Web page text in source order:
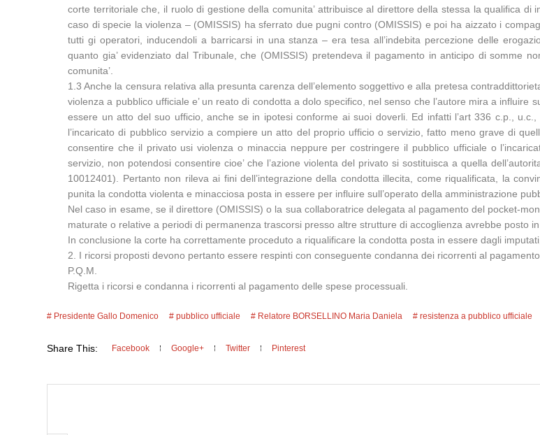
corte territoriale che, il ruolo di gestione della comunita’ attribuisce al direttore della stessa la qualifica
caso di specie la violenza – (OMISSIS) ha sferrato due pugni contro (OMISSIS) e poi ha aizzato i
tutti gi operatori, inducendoli a barricarsi in una stanza – era tesa all’indebita percezione delle
quanto gia’ evidenziato dal Tribunale, che (OMISSIS) pretendeva il pagamento in anticipo di somme
comunita’.
1.3 Anche la censura relativa alla presunta carenza dell’elemento soggettivo e alla pretesa
violenza a pubblico ufficiale e’ un reato di condotta a dolo specifico, nel senso che l’autore mira a
essere un atto del suo ufficio, anche se in ipotesi conforme ai suoi doverli. Ed infatti l’art 336 c.p.,
l’incaricato di pubblico servizio a compiere un atto del proprio ufficio o servizio, fatto meno grave di
consentire che il privato usi violenza o minaccia neppure per costringere il pubblico ufficiale o
servizio, non potendosi consentire cioe’ che l’azione violenta del privato si sostituisca a quella
10012401). Pertanto non rileva ai fini dell’integrazione della condotta illecita, come riqualificata, la
punita la condotta violenta e minacciosa posta in essere per influire sull’operato della amministrazione
Nel caso in esame, se il direttore (OMISSIS) o la sua collaboratrice delegata al pagamento del pocket-
maturate o relative a periodi di permanenza trascorsi presso altre strutture di accoglienza avrebbe posto
In conclusione la corte ha correttamente proceduto a riqualificare la condotta posta in essere dagli
2. I ricorsi proposti devono pertanto essere respinti con conseguente condanna dei ricorrenti al
P.Q.M.
Rigetta i ricorsi e condanna i ricorrenti al pagamento delle spese processuali.
Presidente Gallo Domenico pubblico ufficiale Relatore BORSELLINO Maria Daniela resistenza a pubblico ufficiale
Share This: Facebook Google+ Twitter Pinterest